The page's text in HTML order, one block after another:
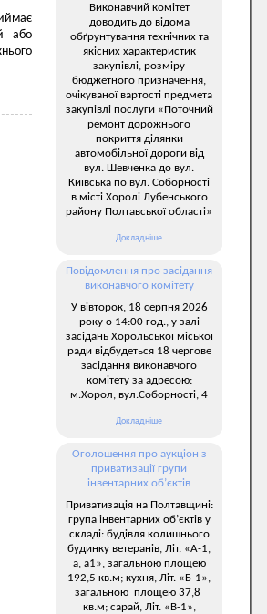
або
Виконавчий комітет
доводить до відома
обґрунтування технічних та
якісних характеристик
закупівлі, розміру
бюджетного призначення,
очікуваної вартості предмета
закупівлі послуги «Поточний
ремонт дорожнього
покриття ділянки
автомобільної дороги від
вул. Шевченка до вул.
Київська по вул. Соборності
в місті Хоролі Лубенського
району Полтавської області»
Докладніше
Повідомлення про засідання
виконавчого комітету
У вівторок, 18 серпня 2026
року о 14:00 год., у залі
засідань Хорольської міської
ради відбудеться 18 чергове
засідання виконавчого
комітету за адресою:
м.Хорол, вул.Соборності, 4
Докладніше
Оголошення про аукціон з
приватизації групи
інвентарних об’єктів
Приватизація на Полтавщині:
група інвентарних об’єктів у
складі: будівля колишнього
будинку ветеранів, Літ. «А-1,
а, а1», загальною площею
192,5 кв.м; кухня, Літ. «Б-1»,
загальною площею 37,8
кв.м; сарай, Літ. «В-1»,